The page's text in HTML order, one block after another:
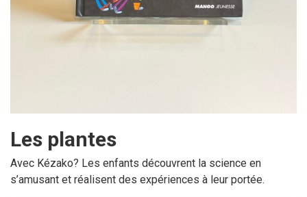
Les plantes
Avec Kézako? Les enfants découvrent la science en
s’amusant et réalisent des expériences à leur portée.